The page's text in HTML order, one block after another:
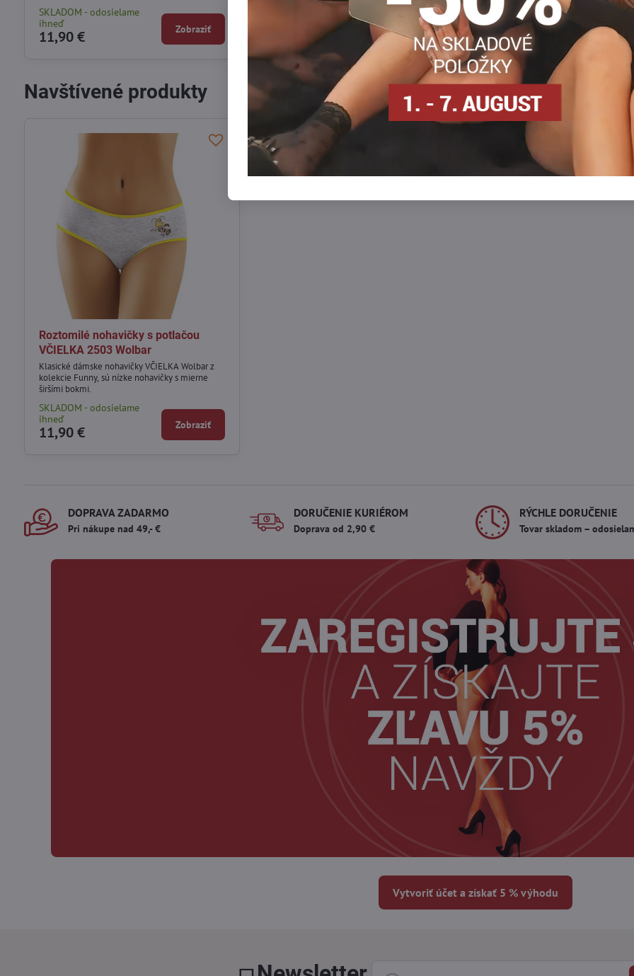
SKLADOM - odosielame
ihneď
11,90 € Zobraziť
SKLADOM - odosielame
Zobraziť
SKLADOM - odosielame
ihneď
12,20 €
Navštívené produkty
Roztomilé nohavičky s potlačou
VČIELKA 2503 Wolbar
Klasické dámske nohavičky VČIELKA Wolbar z
kolekcie Funny, sú nízke nohavičky s mierne
širšími bokmi.
SKLADOM - odosielame
ihneď
11,90 € Zobraziť
DOPRAVA ZADARMO
Pri nákupe nad 49,- €
DORUČENIE KURIÉROM
Doprava od 2,90 €
RÝCHLE DORUČENIE
Tovar skladom –
Vytvoriť účet a získať 5 % výhodu